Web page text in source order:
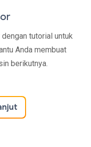
tutorial untuk
Anda membuat
berikutnya.